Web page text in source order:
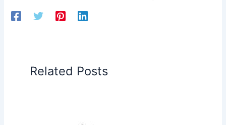
Related Posts